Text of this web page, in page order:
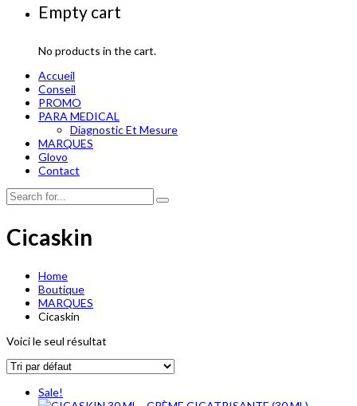
Empty cart
No products in the cart.
Accueil
Conseil
PROMO
PARA MEDICAL
Diagnostic Et Mesure
MARQUES
Glovo
Contact
Cicaskin
Home
Boutique
MARQUES
Cicaskin
Voici le seul résultat
Sale!